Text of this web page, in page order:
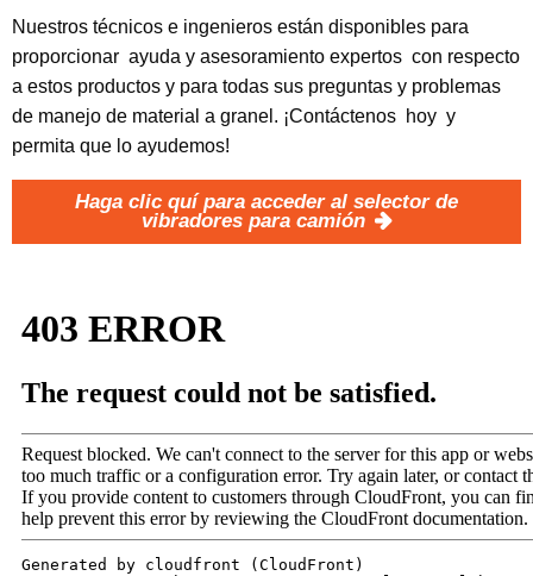
Nuestros técnicos e ingenieros están disponibles para
proporcionar ayuda y asesoramiento expertos con respecto
a estos productos y para todas sus preguntas y problemas
de manejo de material a granel. ¡Contáctenos hoy y
permita que lo ayudemos!
Haga clic quí para acceder al selector de
vibradores para camión